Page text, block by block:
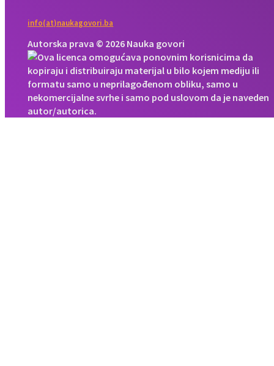
info(at)naukagovori.ba
Autorska prava © 2026 Nauka govori